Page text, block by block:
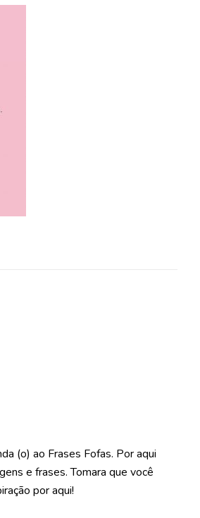
(o) ao Frases Fofas. Por aqui
e frases. Tomara que você
por aqui!